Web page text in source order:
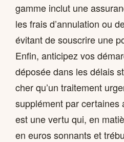
gamme inclut une
les frais d’annulation ou
évitant de souscrire une
Enfin, anticipez vos
déposée dans les délais
cher qu’un traitement
supplément par certaines
est une vertu qui, en
en euros sonnants et